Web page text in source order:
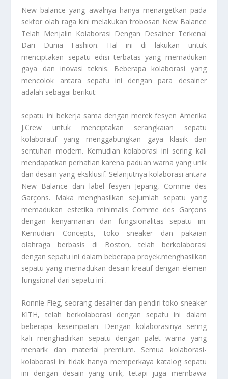
New balance yang awalnya hanya menargetkan pada
sektor olah raga kini melakukan trobosan New Balance
Telah Menjalin Kolaborasi Dengan Desainer Terkenal
Dari Dunia Fashion. Hal ini di lakukan untuk
menciptakan sepatu edisi terbatas yang memadukan
gaya dan inovasi teknis. Beberapa kolaborasi yang
mencolok antara sepatu ini dengan para desainer
adalah sebagai berikut:
sepatu ini bekerja sama dengan merek fesyen Amerika
J.Crew untuk menciptakan serangkaian sepatu
kolaboratif yang menggabungkan gaya klasik dan
sentuhan modern. Kemudian kolaborasi ini sering kali
mendapatkan perhatian karena paduan warna yang unik
dan desain yang eksklusif. Selanjutnya kolaborasi antara
New Balance dan label fesyen Jepang, Comme des
Garçons. Maka menghasilkan sejumlah sepatu yang
memadukan estetika minimalis Comme des Garçons
dengan kenyamanan dan fungsionalitas sepatu ini.
Kemudian Concepts, toko sneaker dan pakaian
olahraga berbasis di Boston, telah berkolaborasi
dengan sepatu ini dalam beberapa proyek.menghasilkan
sepatu yang memadukan desain kreatif dengan elemen
fungsional dari sepatu ini .
Ronnie Fieg, seorang desainer dan pendiri toko sneaker
KITH, telah berkolaborasi dengan sepatu ini dalam
beberapa kesempatan. Dengan kolaborasinya sering
kali menghadirkan sepatu dengan palet warna yang
menarik dan material premium. Semua kolaborasi-
kolaborasi ini tidak hanya memperkaya katalog sepatu
ini dengan desain yang unik, tetapi juga membawa